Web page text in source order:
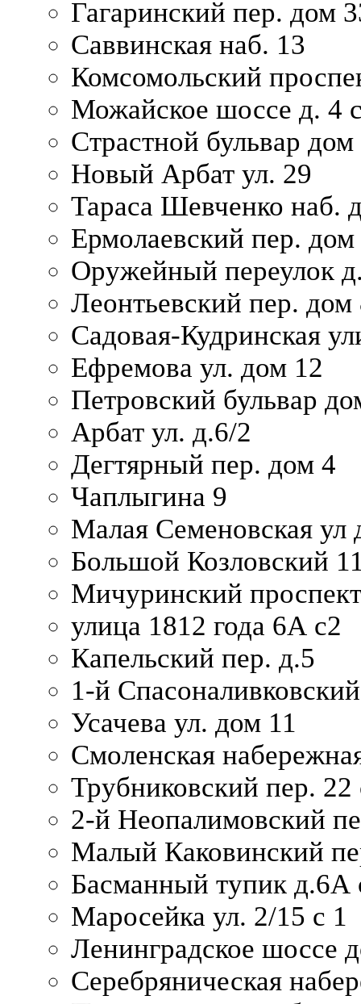
Гагаринский пер. дом
Саввинская наб. 13
Комсомольский
Можайское шоссе д. 4
Страстной бульвар дом
Новый Арбат ул. 29
Тараса Шевченко наб.
Ермолаевский пер. дом
Оружейный переулок
Леонтьевский пер. дом
Садовая-Кудринская
Ефремова ул. дом 12
Петровский бульвар
Арбат ул. д.6/2
Дегтярный пер. дом 4
Чаплыгина 9
Малая Семеновская ул
Большой Козловский
Мичуринский
улица 1812 года 6А с2
Капельский пер. д.5
1-й
Усачева ул. дом 11
Смоленская
Трубниковский пер. 22
2-й Неопалимовский
Малый Каковинский
Басманный тупик д.6А
Маросейка ул. 2/15 с 1
Ленинградское шоссе
Серебряническая